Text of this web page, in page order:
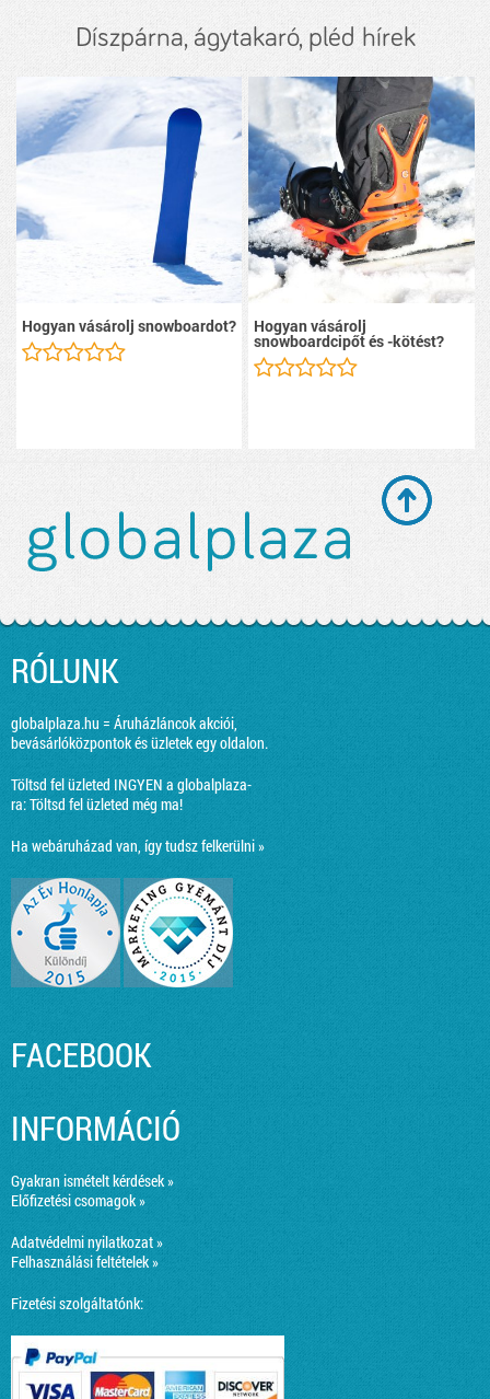
Díszpárna, ágytakaró, pléd hírek
Hogyan vásárolj snowboardot? Hogyan vásárolj
snowboardcipőt és -kötést?
RÓLUNK
globalplaza.hu = Áruházláncok akciói,
bevásárlóközpontok és üzletek egy oldalon.
Töltsd fel üzleted INGYEN a globalplaza-
ra:Töltsd fel üzleted még ma!
Ha webáruházad van, így tudsz felkerülni »
FACEBOOK
INFORMÁCIÓ
Gyakran ismételt kérdések »
Előfizetési csomagok »
Adatvédelmi nyilatkozat »
Felhasználási feltételek »
Fizetési szolgáltatónk: